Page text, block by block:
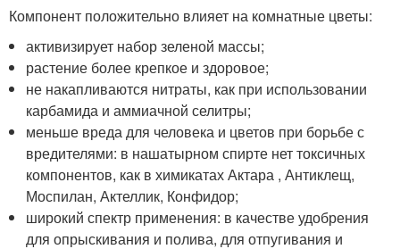
Компонент положительно влияет на комнатные цветы:
активизирует набор зеленой массы;
растение более крепкое и здоровое;
не накапливаются нитраты, как при использовании
карбамида и аммиачной селитры;
меньше вреда для человека и цветов при борьбе с
вредителями: в нашатырном спирте нет токсичных
компонентов, как в химикатах Актара , Антиклещ,
Моспилан, Актеллик, Конфидор;
широкий спектр применения: в качестве удобрения
для опрыскивания и полива, для отпугивания и